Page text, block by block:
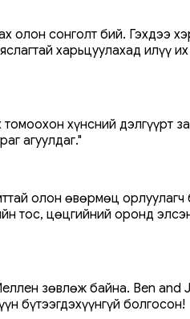
олон сонголт бий. Гэхдээ
харьцуулахад илүү их
хүнсний дэлгүүрт
агуулдаг."
олон өвөрмөц
тос, цөцгийний оронд
зөвлөж байна. Ben and
бүтээгдэхүүнгүй болгосон!